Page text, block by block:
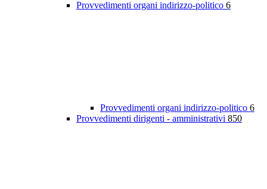
Provvedimenti organi indirizzo-politico 6
Provvedimenti organi indirizzo-politico 6
Provvedimenti dirigenti - amministrativi 850